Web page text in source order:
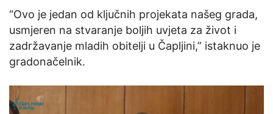
“Ovo je jedan od ključnih projekata našeg grada,
usmjeren na stvaranje boljih uvjeta za život i
zadržavanje mladih obitelji u Čapljini,” istaknuo je
gradonačelnik.